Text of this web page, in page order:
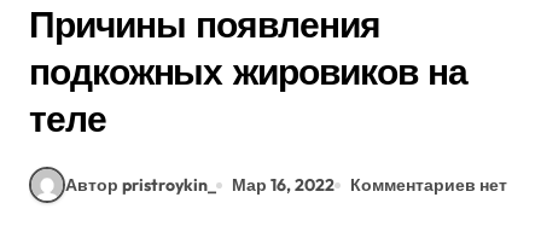
Причины появления
подкожных жировиков на
теле
Автор pristroykin_ Мар 16, 2022 Комментариев нет